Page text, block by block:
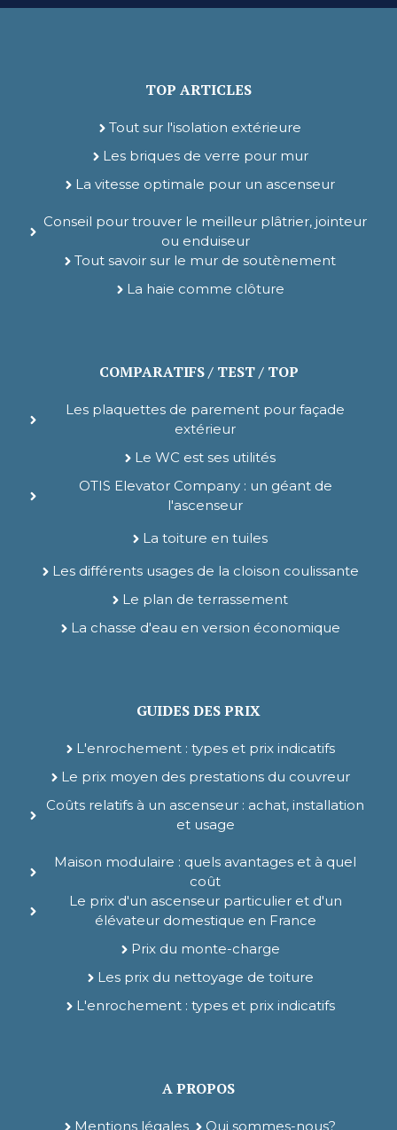
TOP ARTICLES
Tout sur l'isolation extérieure
Les briques de verre pour mur
La vitesse optimale pour un ascenseur
Conseil pour trouver le meilleur plâtrier, jointeur
ou enduiseur
Tout savoir sur le mur de soutènement
La haie comme clôture
COMPARATIFS / TEST / TOP
Les plaquettes de parement pour façade
extérieur
Le WC est ses utilités
OTIS Elevator Company : un géant de
l'ascenseur
La toiture en tuiles
Les différents usages de la cloison coulissante
Le plan de terrassement
La chasse d'eau en version économique
GUIDES DES PRIX
L'enrochement : types et prix indicatifs
Le prix moyen des prestations du couvreur
Coûts relatifs à un ascenseur : achat, installation
et usage
Maison modulaire : quels avantages et à quel
coût
Le prix d'un ascenseur particulier et d'un
élévateur domestique en France
Prix du monte-charge
Les prix du nettoyage de toiture
L'enrochement : types et prix indicatifs
A PROPOS
Mentions légales Qui sommes-nous?